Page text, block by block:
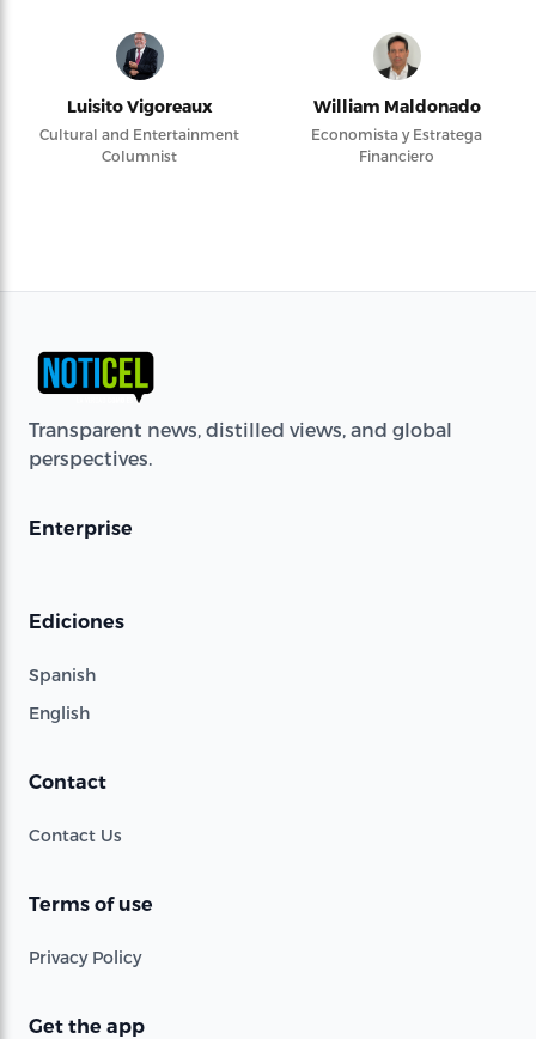
Luisito Vigoreaux
Cultural and Entertainment
Columnist
William Maldonado
Economista y Estratega
Financiero
Transparent news, distilled views, and global
perspectives.
Enterprise
Ediciones
Spanish
English
Contact
Contact Us
Terms of use
Privacy Policy
Get the app